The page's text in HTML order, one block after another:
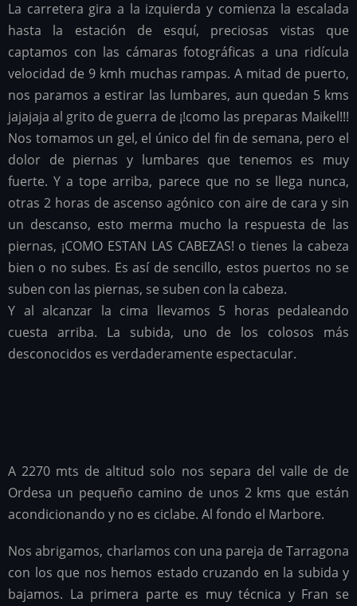
La carretera gira a la izquierda y comienza la escalada
hasta la estación de esquí, preciosas vistas que
captamos con las cámaras fotográficas a una ridícula
velocidad de 9 kmh muchas rampas. A mitad de puerto,
nos paramos a estirar las lumbares, aun quedan 5 kms
jajajaja al grito de guerra de ¡!como las preparas Maikel!!!
Nos tomamos un gel, el único del fin de semana, pero el
dolor de piernas y lumbares que tenemos es muy
fuerte. Y a tope arriba, parece que no se llega nunca,
otras 2 horas de ascenso agónico con aire de cara y sin
un descanso, esto merma mucho la respuesta de las
piernas, ¡COMO ESTAN LAS CABEZAS! o tienes la cabeza
bien o no subes. Es así de sencillo, estos puertos no se
suben con las piernas, se suben con la cabeza.
Y al alcanzar la cima llevamos 5 horas pedaleando
cuesta arriba. La subida, uno de los colosos más
desconocidos es verdaderamente espectacular.
A 2270 mts de altitud solo nos separa del valle de de
Ordesa un pequeño camino de unos 2 kms que están
acondicionando y no es ciclabe. Al fondo el Marbore.
Nos abrigamos, charlamos con una pareja de Tarragona
con los que nos hemos estado cruzando en la subida y
bajamos. La primera parte es muy técnica y Fran se